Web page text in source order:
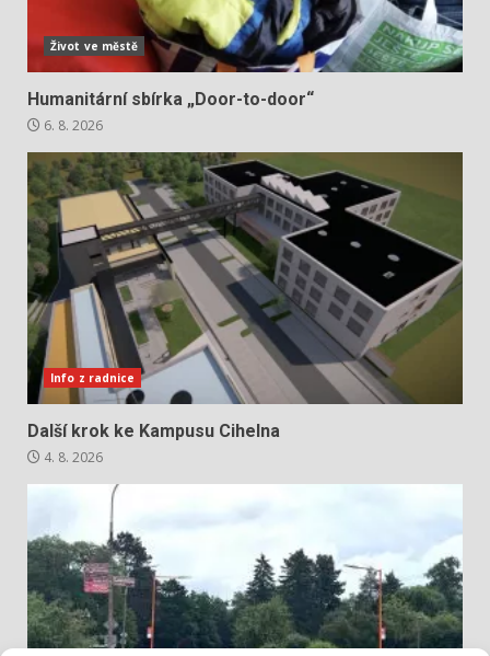
Život ve městě
Humanitární sbírka „Door-to-door“
6. 8. 2026
Info z radnice
Další krok ke Kampusu Cihelna
4. 8. 2026